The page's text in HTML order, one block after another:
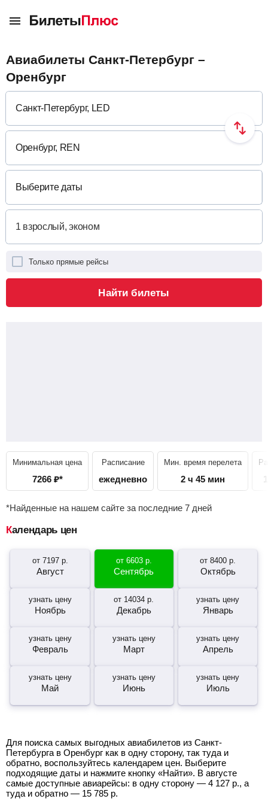
Авиабилеты Санкт-Петербург –
Оренбург
Выберите даты
Только прямые рейсы
Найти билеты
Минимальная цена
7266 ₽*
Расписание
ежедневно
Мин. время перелета
2 ч 45 мин
*Найденные на нашем сайте за последние 7 дней
Календарь цен
от 7197р.
Август
от 6603р.
Сентябрь
от8400 р.
Октябрь
узнать цену
Ноябрь
от 14034 р.
Декабрь
узнать цену
Январь
узнать цену
Февраль
узнать цену
Март
узнать цену
Апрель
узнать цену
Май
узнать цену
Июнь
узнать цену
Июль
Для поиска самых выгодных авиабилетов из Санкт-
Петербурга в Оренбург как в одну сторону, так туда и
обратно, воспользуйтесь календарем цен. Выберите
подходящие даты и нажмите кнопку «Найти». В августе
самые доступные авиарейсы: в одну сторону — 4 127 р., а
туда и обратно — 15 785 р.